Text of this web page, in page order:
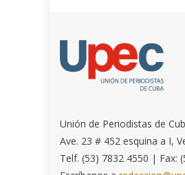
Unión de Periodistas de
Ave. 23 # 452 esquina a I,
Telf. (53) 7832 4550 | Fax: